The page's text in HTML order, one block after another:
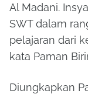
Al Madani.
SWT dalam
pelajaran dari
kata Paman
Diungkapkan